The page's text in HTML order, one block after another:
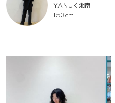
YANUK 湘南
153cm